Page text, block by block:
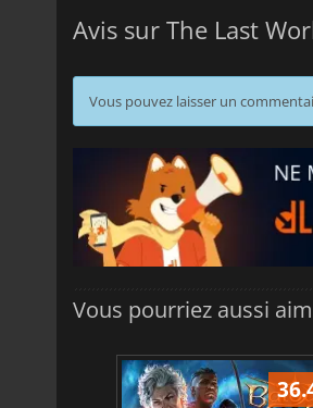
Avis sur The Last
Vous pouvez laisser un
Vous pourriez aussi